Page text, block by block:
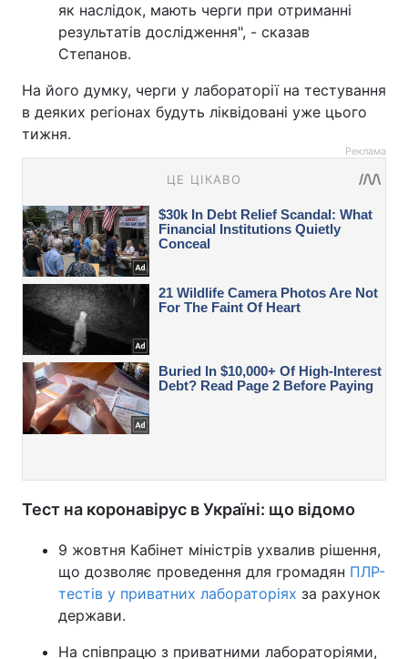
як наслідок, мають черги при отриманні
результатів дослідження", - сказав
Степанов.
На його думку, черги у лабораторії на тестування
в деяких регіонах будуть ліквідовані уже цього
тижня.
Реклама
Тест на коронавірус в Україні: що відомо
9 жовтня Кабінет міністрів ухвалив рішення,
що дозволяє проведення для громадян ПЛР-
тестів у приватних лабораторіях за рахунок
держави.
На співпрацю з приватними лабораторіями,